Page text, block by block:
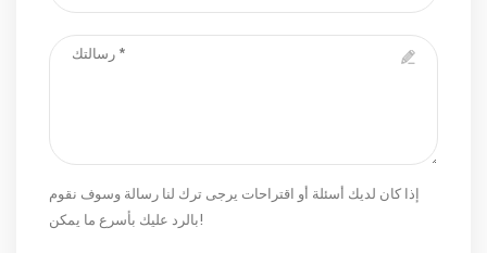
إذا كان لديك أسئلة أو اقتراحات يرجى ترك لنا رسالة وسوف نقوم
بالرد عليك بأسرع ما يمكن!